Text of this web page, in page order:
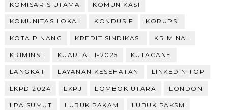
KOMISARIS UTAMA KOMUNIKASI
KOMUNITAS LOKAL KONDUSIF KORUPSI
KOTA PINANG KREDIT SINDIKASI KRIMINAL
KRIMINSL KUARTAL I-2025 KUTACANE
LANGKAT LAYANAN KESEHATAN LINKEDIN TOP
LKPD 2024 LKPJ LOMBOK UTARA LONDON
LPA SUMUT LUBUK PAKAM LUBUK PAKSM